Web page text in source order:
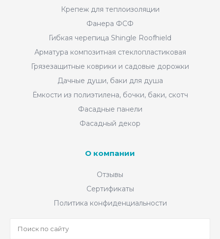
Крепеж для теплоизоляции
Фанера ФСФ
Гибкая черепица Shingle Roofhield
Арматура композитная стеклопластиковая
Грязезащитные коврики и садовые дорожки
Дачные души, баки для душа
Ёмкости из полиэтилена, бочки, баки, скотч
Фасадные панели
Фасадный декор
О компании
Отзывы
Сертификаты
Политика конфиденциальности